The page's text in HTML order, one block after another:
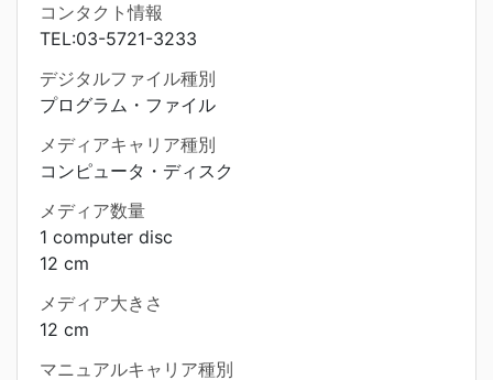
コンタクト情報
TEL:03-5721-3233
デジタルファイル種別
プログラム・ファイル
メディアキャリア種別
コンピュータ・ディスク
メディア数量
1 computer disc
12 cm
メディア大きさ
12 cm
マニュアルキャリア種別